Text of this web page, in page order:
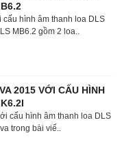
hình âm thanh loa DLS
MB6.2 gồm 2 loa..
2015 VỚI CẤU HÌNH
cấu hình âm thanh loa DLS
trong bài viế..